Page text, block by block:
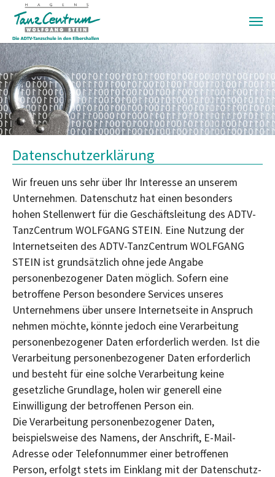
Zum Hauptinhalt springen
Datenschutzerklärung
Wir freuen uns sehr über Ihr Interesse an unserem
Unternehmen. Datenschutz hat einen besonders
hohen Stellenwert für die Geschäftsleitung des ADTV-
TanzCentrum WOLFGANG STEIN. Eine Nutzung der
Internetseiten des ADTV-TanzCentrum WOLFGANG
STEIN ist grundsätzlich ohne jede Angabe
personenbezogener Daten möglich. Sofern eine
betroffene Person besondere Services unseres
Unternehmens über unsere Internetseite in Anspruch
nehmen möchte, könnte jedoch eine Verarbeitung
personenbezogener Daten erforderlich werden. Ist die
Verarbeitung personenbezogener Daten erforderlich
und besteht für eine solche Verarbeitung keine
gesetzliche Grundlage, holen wir generell eine
Einwilligung der betroffenen Person ein.
Die Verarbeitung personenbezogener Daten,
beispielsweise des Namens, der Anschrift, E-Mail-
Adresse oder Telefonnummer einer betroffenen
Person, erfolgt stets im Einklang mit der Datenschutz-